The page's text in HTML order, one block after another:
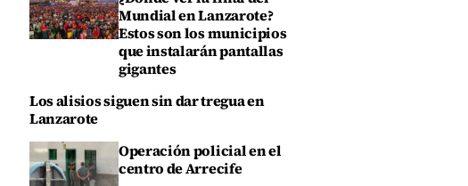
Mundial en Lanzarote?
Estos son los municipios
que instalarán pantallas
gigantes
Los alisios siguen sin dar tregua en
Lanzarote
Operación policial en el
centro de Arrecife